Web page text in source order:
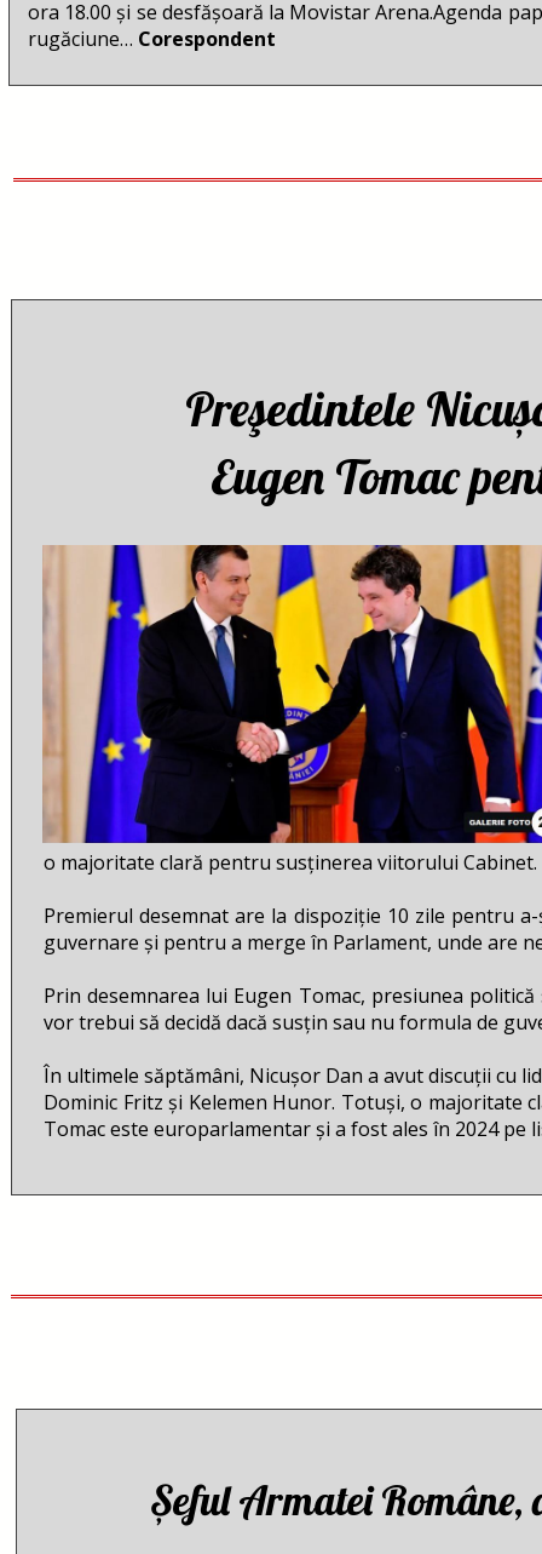
Șeful Armatei Române,
Preşedintele
Eugen Tomac
o majoritate clară pentru susținerea viitorului Cabinet.
Premierul desemnat are la dispoziție 10 zile pentru
guvernare și pentru a merge în Parlament, unde are
Prin desemnarea lui Eugen Tomac, presiunea
vor trebui să decidă dacă susțin sau nu formula de
În ultimele săptămâni, Nicușor Dan a avut discuții cu
Dominic Fritz și Kelemen Hunor. Totuși, o majoritate
Tomac este europarlamentar și a fost ales în 2024 pe
ora 18.00 și se desfășoară la Movistar Arena.Agenda
rugăciune… Corespondent